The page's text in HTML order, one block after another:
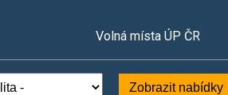
Volná místa ÚP ČR
Zobrazit nabídky